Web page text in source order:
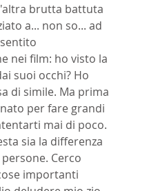
brutta battuta
a... non so... ad
nei film: ho visto la
suoi occhi? Ho
di simile. Ma prima
per fare grandi
mai di poco.
sia la differenza
Cerco
importanti